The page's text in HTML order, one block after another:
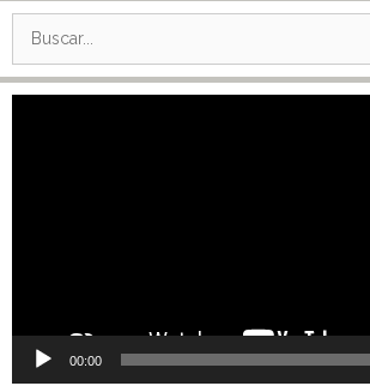
00:00